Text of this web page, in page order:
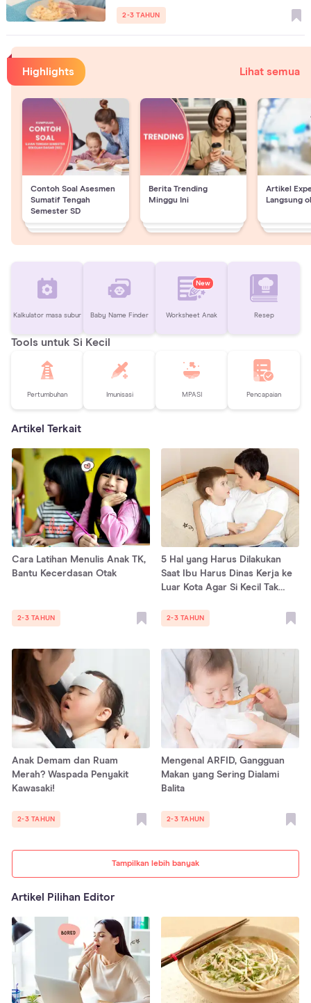
2-3 TAHUN
Highlights Lihat semua
Contoh Soal Asesmen
Sumatif Tengah
Semester SD
Berita Trending
Minggu Ini
Artikel
Langsung
Kalkulator masa subur Baby Name Finder
New
Worksheet Anak Resep
Tools untuk Si Kecil
Pertumbuhan Imunisasi MPASI Pencapaian
Artikel Terkait
Tampilkan lebih banyak
Cara Latihan Menulis Anak TK,
Bantu Kecerdasan Otak
2-3 TAHUN
5 Hal yang Harus Dilakukan
Saat Ibu Harus Dinas Kerja ke
Luar Kota Agar Si Kecil Tak
2-3 TAHUN
Anak Demam dan Ruam
Merah? Waspada Penyakit
Kawasaki!
2-3 TAHUN
Mengenal ARFID, Gangguan
Makan yang Sering Dialami
Balita
2-3 TAHUN
Artikel Pilihan Editor